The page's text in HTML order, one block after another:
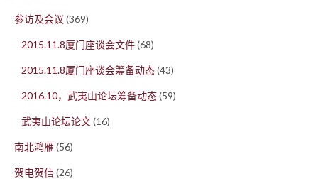
参访及会议 (369)
2015.11.8厦门座谈会文件(68)
2015.11.8厦门座谈会筹备动态(43)
2016.10，武夷山论坛筹备动态(59)
武夷山论坛论文(16)
南北鸿雁(56)
贺电贺信(26)